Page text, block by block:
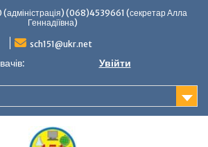
(068)4539661 (секретар Алла
Геннадіївна)
sch151@ukr.net
Увійти